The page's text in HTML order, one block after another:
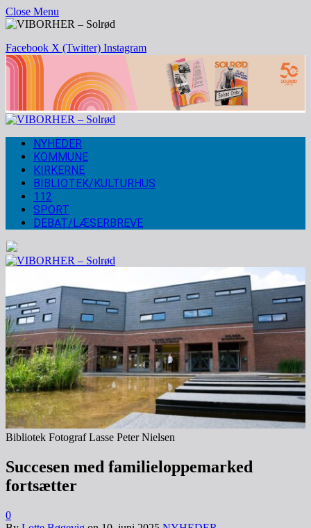
Close Menu
Facebook X (Twitter) Instagram
NYHEDER
KOMMUNE
KIRKERNE
BIBLIOTEK/KULTURHUS
112
SPORT
DEBAT/LÆSERBREVE
Bibliotek Fotograf Lasse Peter Nielsen
Succesen med familieloppemarked
fortsætter
0